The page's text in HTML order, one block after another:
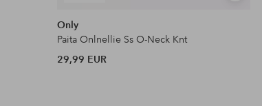
Only
Paita Onlnellie Ss O-Neck Knt
29,99 EUR